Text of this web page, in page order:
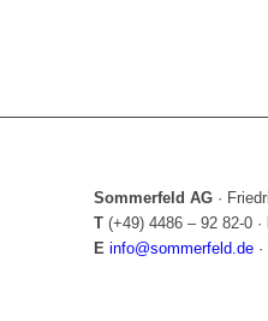
Sommerfeld AG ·
T (+49) 4486 – 92 82-0 ·
E info@sommerfeld.de ·